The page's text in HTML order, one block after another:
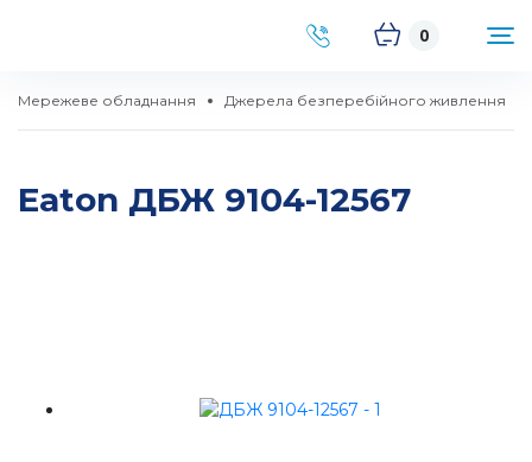
0
Мережеве обладнання Джерела безперебійного живлення
Eaton ДБЖ 9104-12567